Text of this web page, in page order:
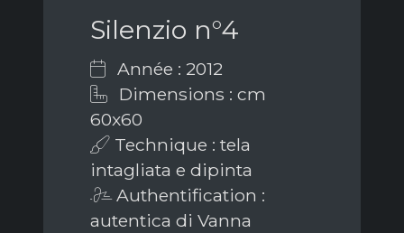
Silenzio n°4
Année : 2012
Dimensions : cm
60x60
Technique : tela
intagliata e dipinta
Authentification :
autentica di Vanna